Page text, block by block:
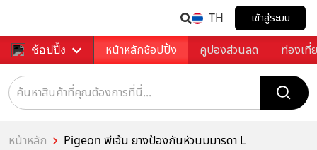
TH เข้าสู่ระบบ
ช้อปปิ้ง หน้าหลักช้อปปิ้ง คูปองส่วนลด ท่องเที่
หน้าหลัก Pigeon พีเจ้น ยางป้องกันหัวนมมารดา L